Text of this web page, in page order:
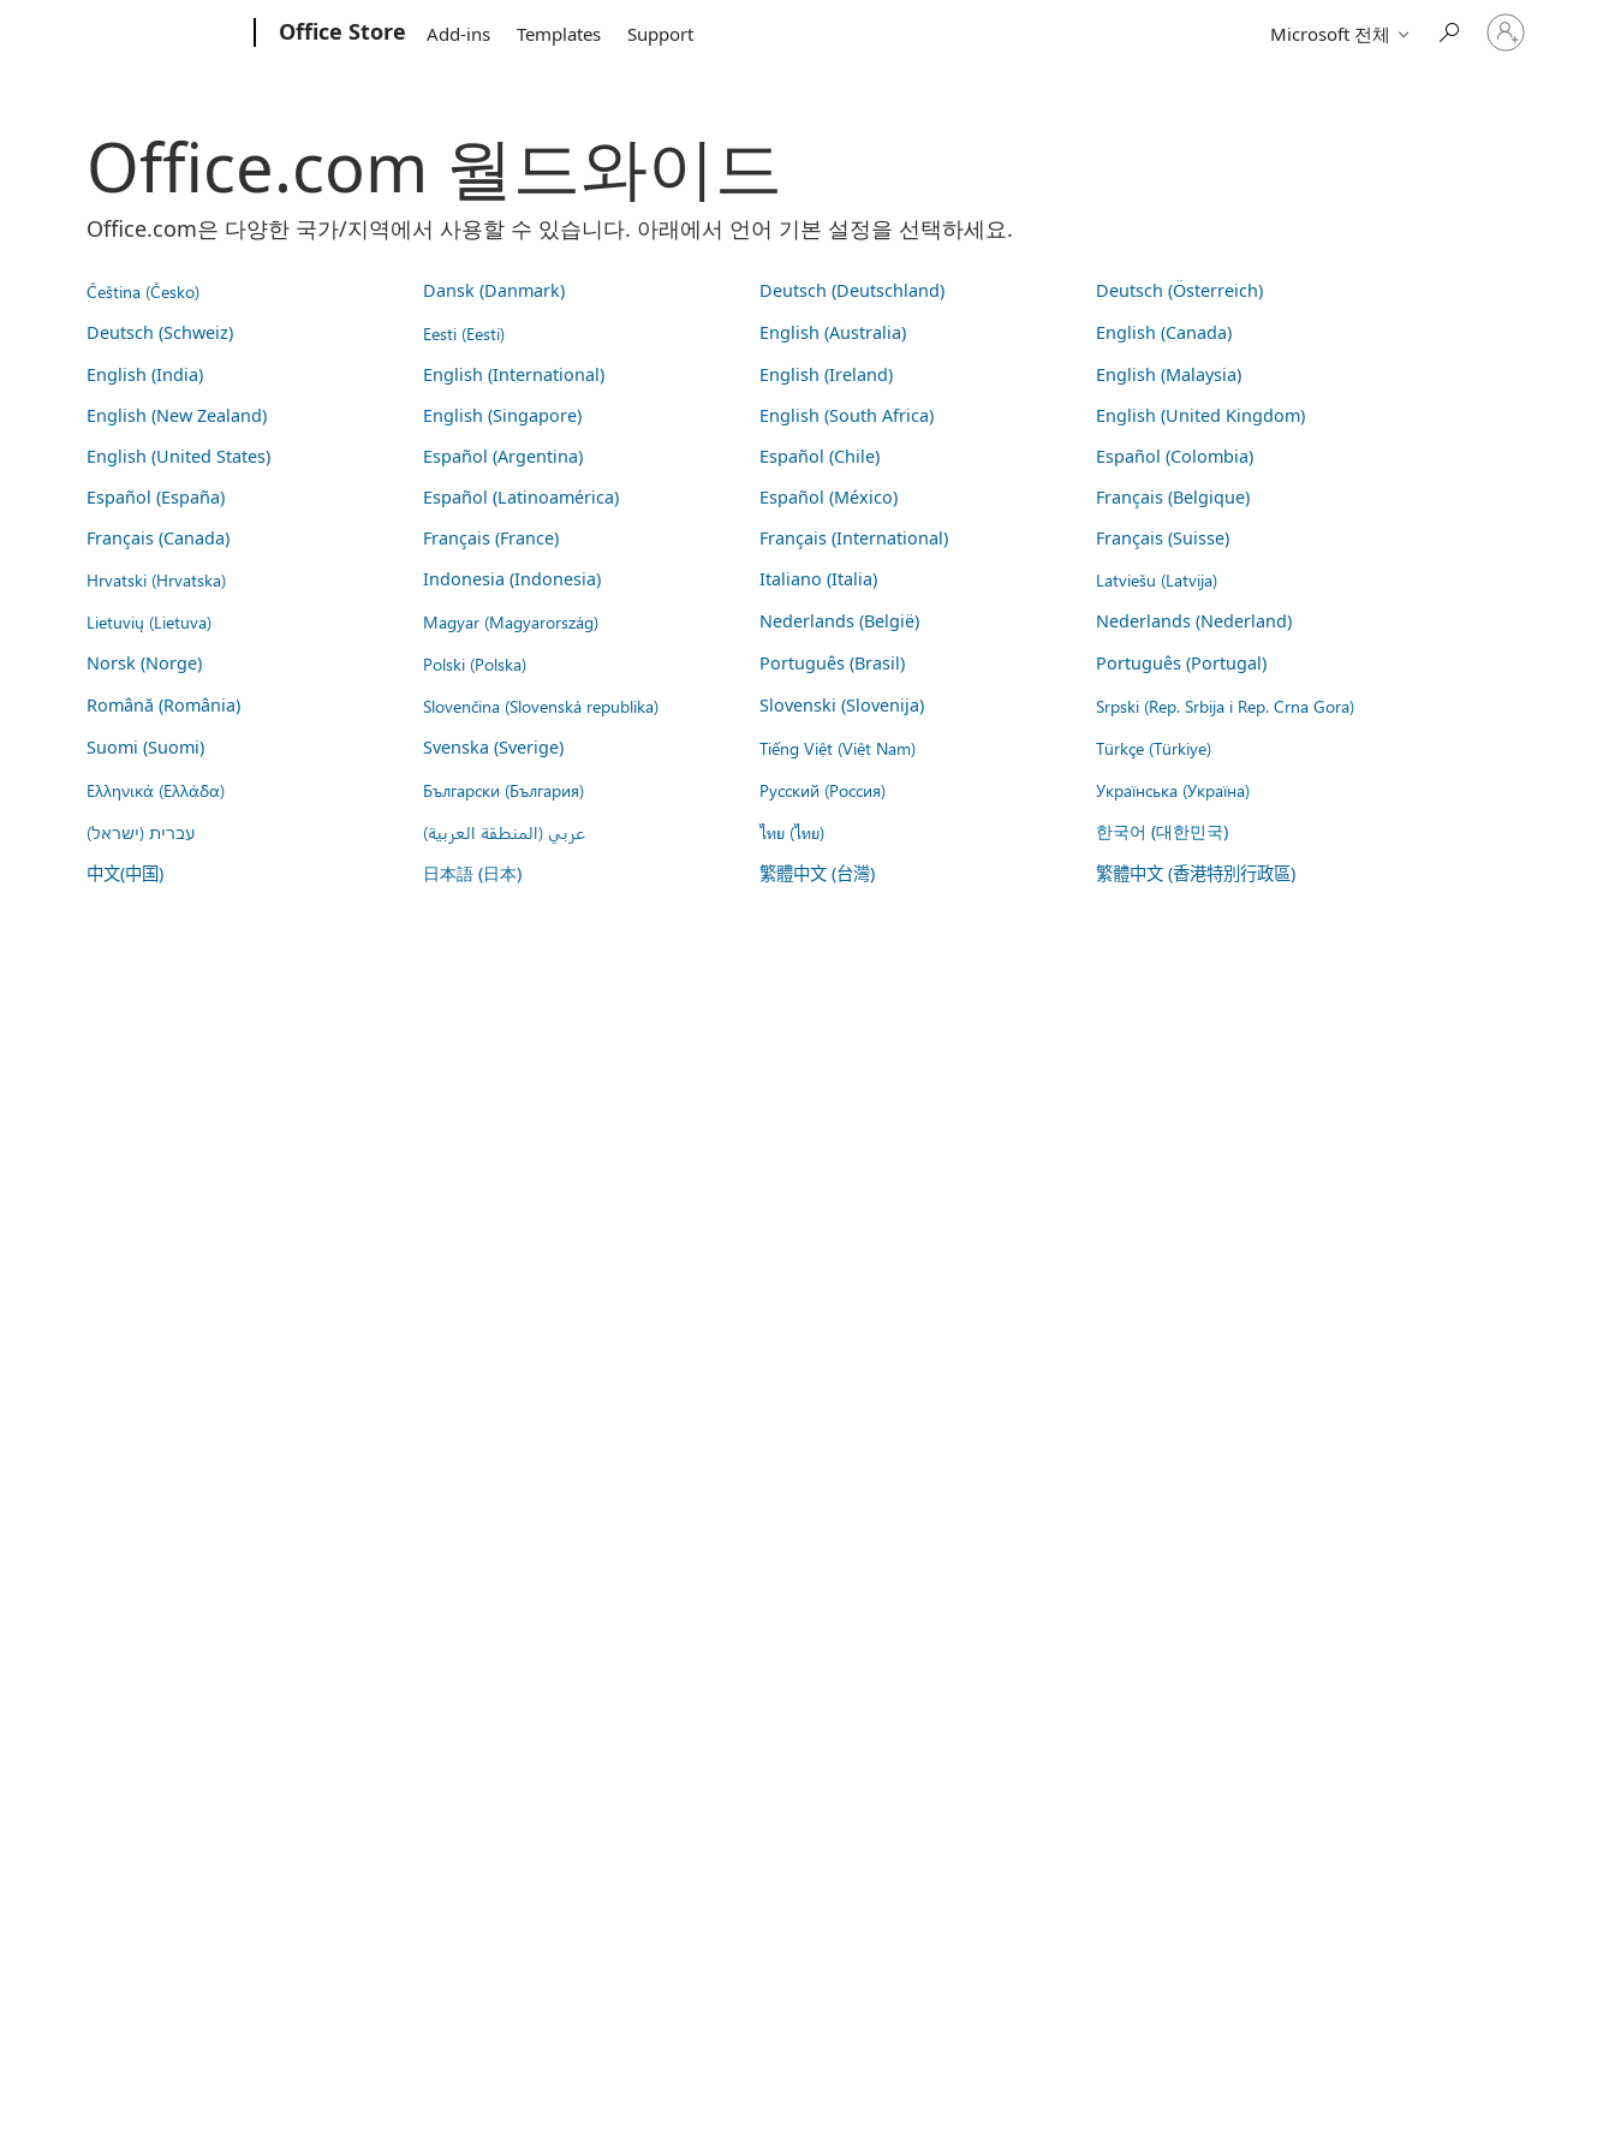
Office Store Add-ins Templates Support Microsoft 전체
귀
하
Office.com 월드와이드
Office.com은 다양한 국가/지역에서 사용할 수 있습니다. 아래에서 언어 기본 설정을 선택하세요.
Čeština (Česko) Dansk (Danmark) Deutsch (Deutschland)
Deutsch (Österreich)
Deutsch (Schweiz)
Eesti (Eesti) English (Australia)
English (Canada)
English (India)
English (International) English (Ireland)
English (Malaysia)
English (New Zealand)
English (Singapore) English (South Africa)
English (United Kingdom)
English (United States)
Español (Argentina) Español (Chile)
Español (Colombia)
Español (España)
Español (Latinoamérica) Español (México)
Français (Belgique)
Français (Canada)
Français (France) Français (International) Français (Suisse)
Hrvatski (Hrvatska) Indonesia (Indonesia) Italiano (Italia)
Latviešu (Latvija)
Lietuvių (Lietuva)
Magyar (Magyarország) Nederlands (België)
Nederlands (Nederland)
Norsk (Norge)
Polski (Polska) Português (Brasil)
Português (Portugal)
Română (România)
Slovenčina (Slovenská republika) Slovenski (Slovenija) Srpski (Rep. Srbija i Rep. Crna Gora)
Suomi (Suomi) Svenska (Sverige) Tiếng Việt (Việt Nam)
Türkçe (Türkiye)
Ελληνικά (Ελλάδα)
Български (България) Русский (Россия)
Українська (Україна)
עברית (ישראל)
عربي (المنطقة العربية) ไทย (ไทย)
한국어 (대한민국)
中文(中国)
日本語 (日本) 繁體中文 (台灣) 繁體中文 (香港特別行政區)